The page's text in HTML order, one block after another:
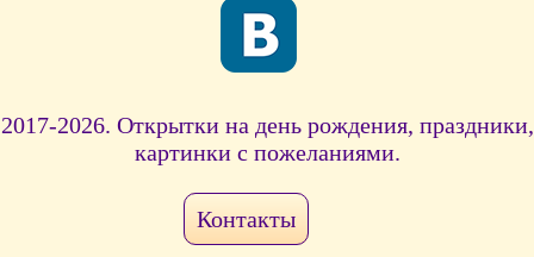
2017-2026. Открытки на день рождения, праздники,
картинки с пожеланиями.
Контакты